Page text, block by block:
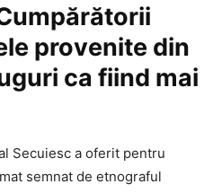
provenite din
ca fiind mai
Secuiesc a oferit pentru
semnat de etnograful